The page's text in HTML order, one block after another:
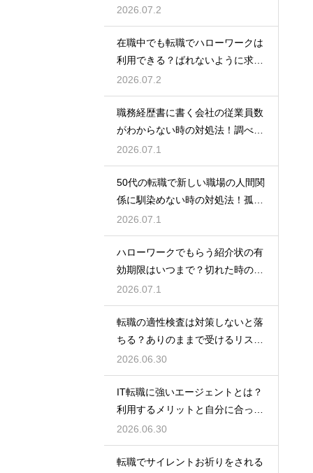
える正しい服装
2026.07.2
在職中でも転職でハローワークは
利用できる？ばれないように求人
を探すコツ
2026.07.2
職務経歴書に書く会社の従業員数
がわからない時の対処法！調べ方
や正しい書き方
2026.07.1
50代の転職で新しい職場の人間関
係に馴染めない時の対処法！孤立
を防ぐためのコツ
2026.07.1
ハローワークでもらう紹介状の有
効期限はいつまで？切れた時の再
発行や対処法
2026.07.1
転職の適性検査は対策しないと落
ちる？ありのままで受けるリスク
と最低限の準備
2026.06.30
IT転職に強いエージェントとは？
利用するメリットと自分に合った
サービスの選び方
2026.06.30
転職でサイレントお祈りをされる